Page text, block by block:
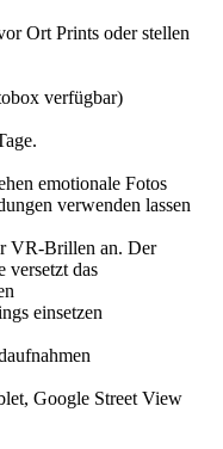
Ort Prints oder stellen
verfügbar)
emotionale Fotos
verwenden lassen
VR-Brillen an. Der
versetzt das
einsetzen
Google Street View